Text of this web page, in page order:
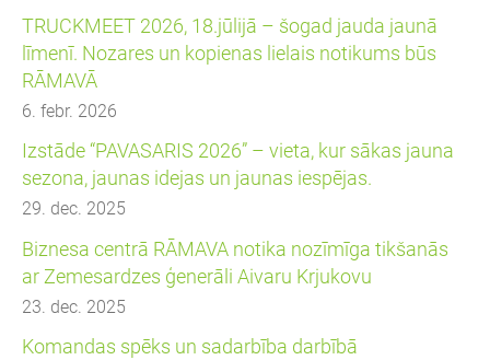
TRUCKMEET 2026, 18.jūlijā – šogad jauda jaunā
līmenī. Nozares un kopienas lielais notikums būs
RĀMAVĀ
6. febr. 2026
Izstāde “PAVASARIS 2026” – vieta, kur sākas jauna
sezona, jaunas idejas un jaunas iespējas.
29. dec. 2025
Biznesa centrā RĀMAVA notika nozīmīga tikšanās
ar Zemesardzes ģenerāli Aivaru Krjukovu
23. dec. 2025
Komandas spēks un sadarbība darbībā